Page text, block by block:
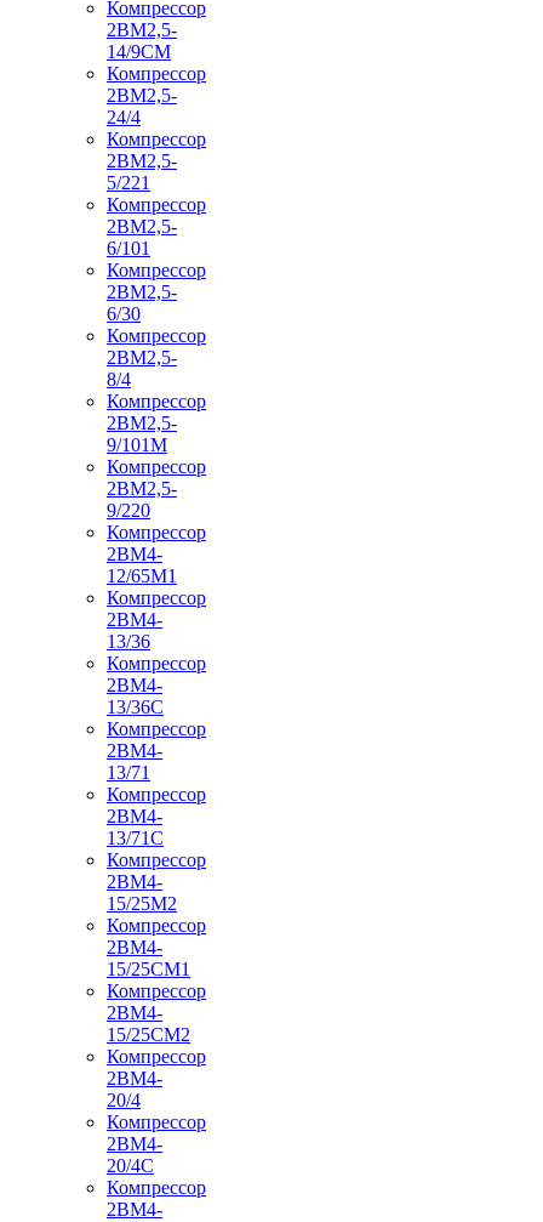
Компрессор
2ВМ2,5-
14/9СМ
Компрессор
2ВМ2,5-
24/4
Компрессор
2ВМ2,5-
5/221
Компрессор
2ВМ2,5-
6/101
Компрессор
2ВМ2,5-
6/30
Компрессор
2ВМ2,5-
8/4
Компрессор
2ВМ2,5-
9/101М
Компрессор
2ВМ2,5-
9/220
Компрессор
2ВМ4-
12/65М1
Компрессор
2ВМ4-
13/36
Компрессор
2ВМ4-
13/36С
Компрессор
2ВМ4-
13/71
Компрессор
2ВМ4-
13/71С
Компрессор
2ВМ4-
15/25М2
Компрессор
2ВМ4-
15/25СМ1
Компрессор
2ВМ4-
15/25СМ2
Компрессор
2ВМ4-
20/4
Компрессор
2ВМ4-
20/4С
Компрессор
2ВМ4-